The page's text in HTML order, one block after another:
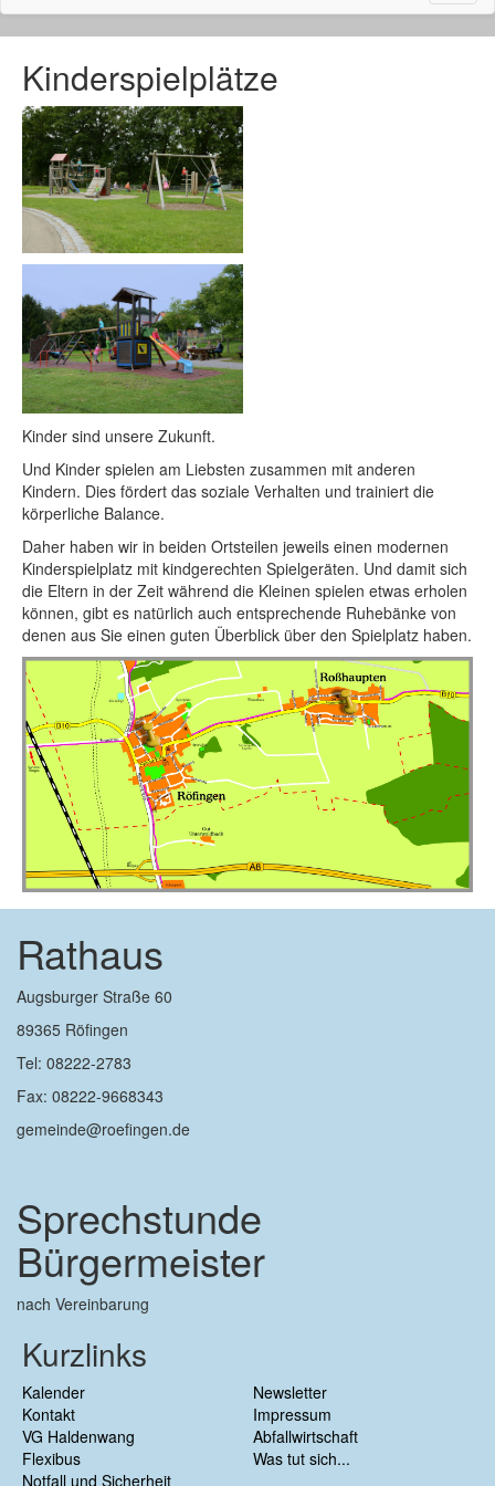
Kinderspielplätze
Kinder sind unsere Zukunft.
Und Kinder spielen am Liebsten zusammen mit anderen
Kindern. Dies fördert das soziale Verhalten und trainiert die
körperliche Balance.
Daher haben wir in beiden Ortsteilen jeweils einen modernen
Kinderspielplatz mit kindgerechten Spielgeräten. Und damit sich
die Eltern in der Zeit während die Kleinen spielen etwas erholen
können, gibt es natürlich auch entsprechende Ruhebänke von
denen aus Sie einen guten Überblick über den Spielplatz haben.
Rathaus
Augsburger Straße 60
89365 Röfingen
Tel: 08222-2783
Fax: 08222-9668343
gemeinde@roefingen.de
Sprechstunde
Bürgermeister
nach Vereinbarung
Kurzlinks
Kalender
Newsletter
Kontakt
Impressum
VG Haldenwang
Abfallwirtschaft
Flexibus
Was tut sich...
Notfall und Sicherheit